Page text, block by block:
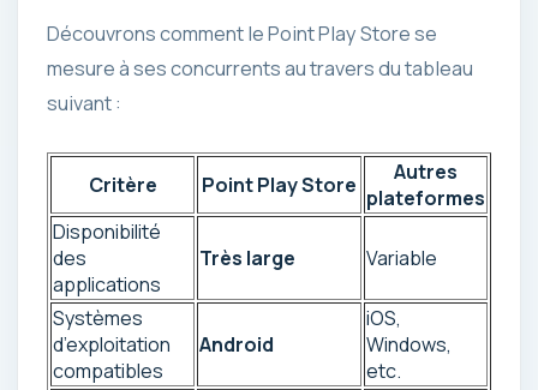
Découvrons comment le Point Play Store se
mesure à ses concurrents au travers du tableau
suivant :
Critère Point Play Store
Autres
plateformes
Disponibilité
des
applications
Très large Variable
Systèmes
d’exploitation
compatibles
Android
iOS,
Windows,
etc.